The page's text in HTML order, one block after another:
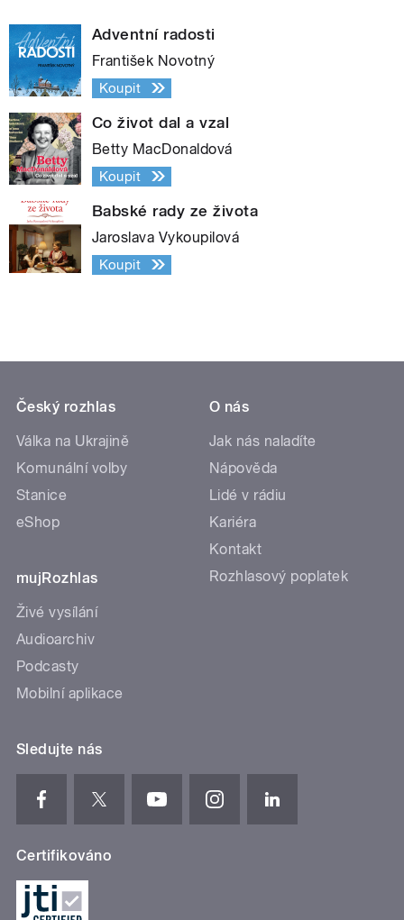
Adventní radosti
František Novotný
Koupit
Co život dal a vzal
Betty MacDonaldová
Koupit
Babské rady ze života
Jaroslava Vykoupilová
Koupit
Český rozhlas
Válka na Ukrajině
Komunální volby
Stanice
eShop
mujRozhlas
Živé vysílání
Audioarchiv
Podcasty
Mobilní aplikace
O nás
Jak nás naladíte
Nápověda
Lidé v rádiu
Kariéra
Kontakt
Rozhlasový poplatek
Sledujte nás
Certifikováno